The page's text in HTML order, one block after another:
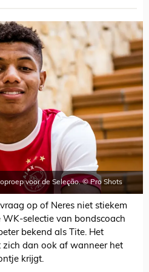
voor de Seleção. © Pro Shots
op of Neres niet stiekem
selectie van bondscoach
bekend als Tite. Het
zich dan ook af wanneer het
krijgt.